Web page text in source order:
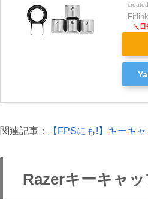
Fitlink
関連記事： 【FPSにも!】キーキ
Razerキーキャ